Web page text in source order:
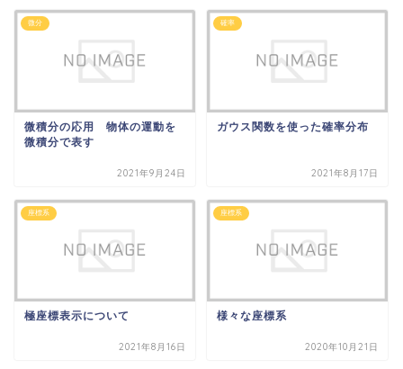
微分
微積分の応用 物体の運動を
微積分で表す
2021年9月24日
確率
ガウス関数を使った確率分布
2021年8月17日
座標系
極座標表示について
2021年8月16日
座標系
様々な座標系
2020年10月21日